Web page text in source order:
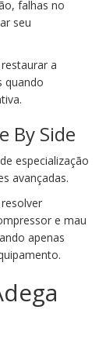
falhas no
seu
a
quando
By Side
especialização
avançadas.
e mau
apenas